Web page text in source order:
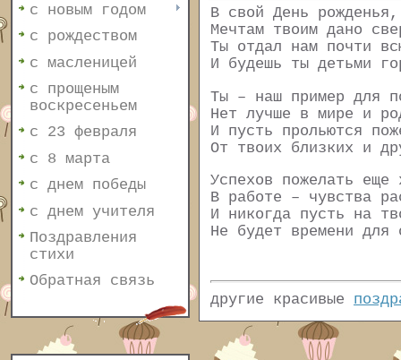
с новым годом
с рождеством
с масленицей
с прощеным
воскресеньем
с 23 февраля
с 8 марта
с днем победы
с днем учителя
Поздравления
стихи
Обратная связь
В свой День
Мечтам твоим дано
Ты отдал нам почти
И будешь ты детьми
Ты – наш пример для
Нет лучше в мире и
И пусть прольются
От твоих близких и
Успехов пожелать еще
В работе – чувства
И никогда пусть на
Не будет времени для
другие красивые